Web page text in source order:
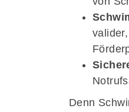
Denn